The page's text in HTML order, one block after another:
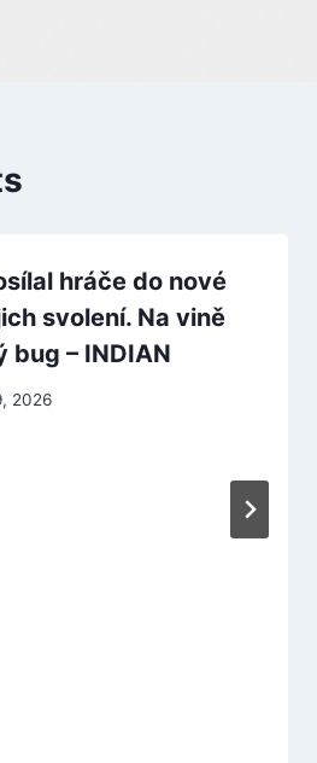
hráče do nové
svolení. Na vině
bug – INDIAN
2026